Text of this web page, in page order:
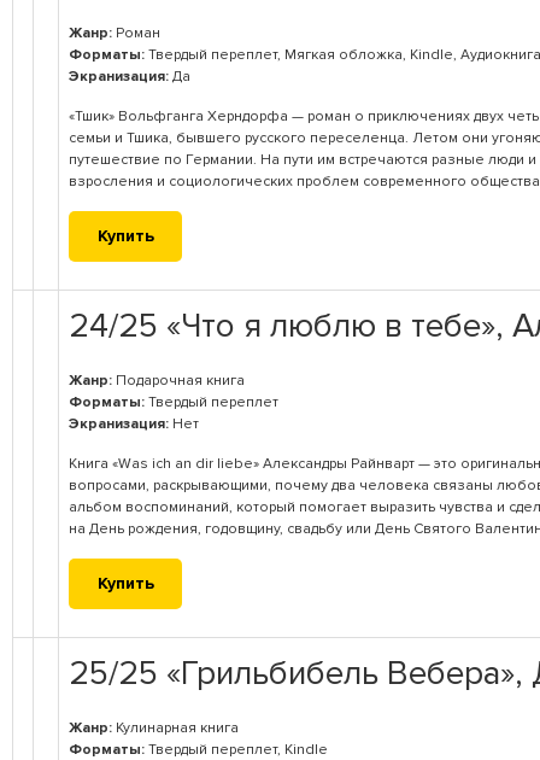
Жанр: Роман
Форматы: Твердый переплет, Мягкая обложка, Kindle,
Экранизация: Да
«Тшик» Вольфганга Херндорфа — роман о приключениях двух
семьи и Тшика, бывшего русского переселенца. Летом они
путешествие по Германии. На пути им встречаются разные
взросления и социологических проблем современного
Купить
24/25 «Что я люблю в тебе»,
Жанр: Подарочная книга
Форматы: Твердый переплет
Экранизация: Нет
Книга «Was ich an dir liebe» Александры Райнварт — это
вопросами, раскрывающими, почему два человека связаны
альбом воспоминаний, который помогает выразить чувства и
на День рождения, годовщину, свадьбу или День Святого
Купить
25/25 «Грильбибель
Жанр: Кулинарная книга
Форматы: Твердый переплет, Kindle